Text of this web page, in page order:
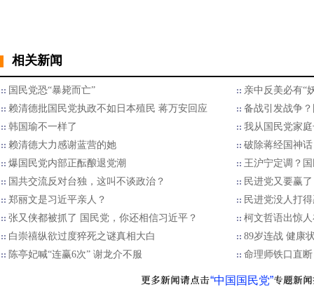
相关新闻
国民党恐“暴毙而亡”
亲中反美必有“
赖清德批国民党执政不如日本殖民 蒋万安回应
备战引发战争
韩国瑜不一样了
我从国民党家
赖清德大力感谢蓝营的她
破除蒋经国神
爆国民党内部正酝酿退党潮
王沪宁定调？
国共交流反对台独，这叫不谈政治？
民进党又要赢
郑丽文是习近平亲人？
民进党没人打
张又侠都被抓了 国民党，你还相信习近平？
柯文哲语出惊
白崇禧纵欲过度猝死之谜真相大白
89岁连战 健康
陈亭妃喊“连赢6次” 谢龙介不服
命理师铁口直断
“中国国民党”